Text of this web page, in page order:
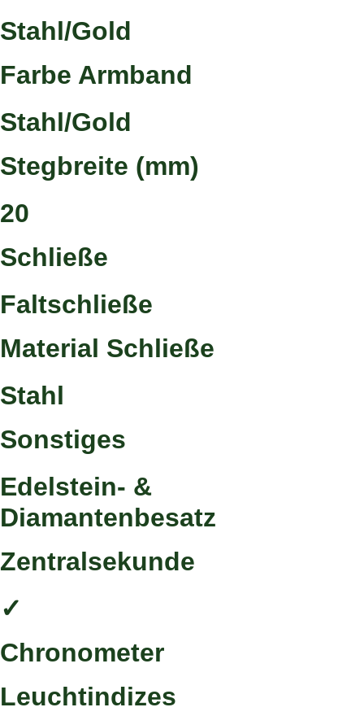
Stahl/Gold
Farbe Armband
Stahl/Gold
Stegbreite (mm)
20
Schließe
Faltschließe
Material Schließe
Stahl
Sonstiges
Edelstein- &
Diamantenbesatz
Zentralsekunde
✓
Chronometer
Leuchtindizes